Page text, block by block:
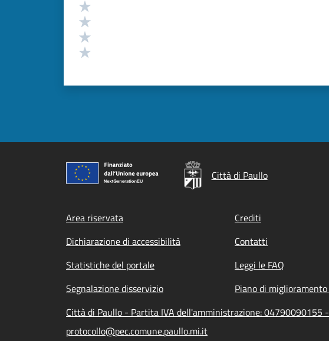
Città di Paullo
Footer menu
Area riservata Crediti
Dichiarazione di accessibilità
Contatti
Statistiche del portale
Leggi le FAQ
Segnalazione disservizio
Piano di
Città di Paullo - Partita IVA dell'amministrazione: 04790090155 -
protocollo@pec.comune.paullo.mi.it